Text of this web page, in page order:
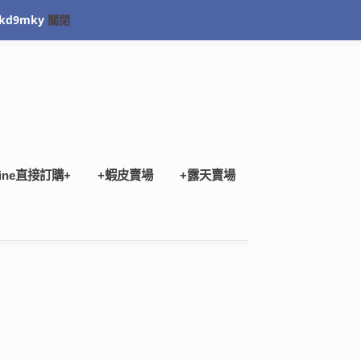
Checkout
直接訂購+ +蝦皮賣場 +露天賣場
關閉